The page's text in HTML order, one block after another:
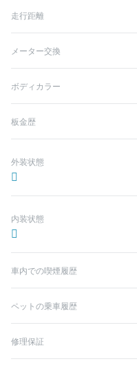
走行距離
メーター交換
ボディカラー
板金歴
外装状態
内装状態
車内での喫煙履歴
ペットの乗車履歴
修理保証